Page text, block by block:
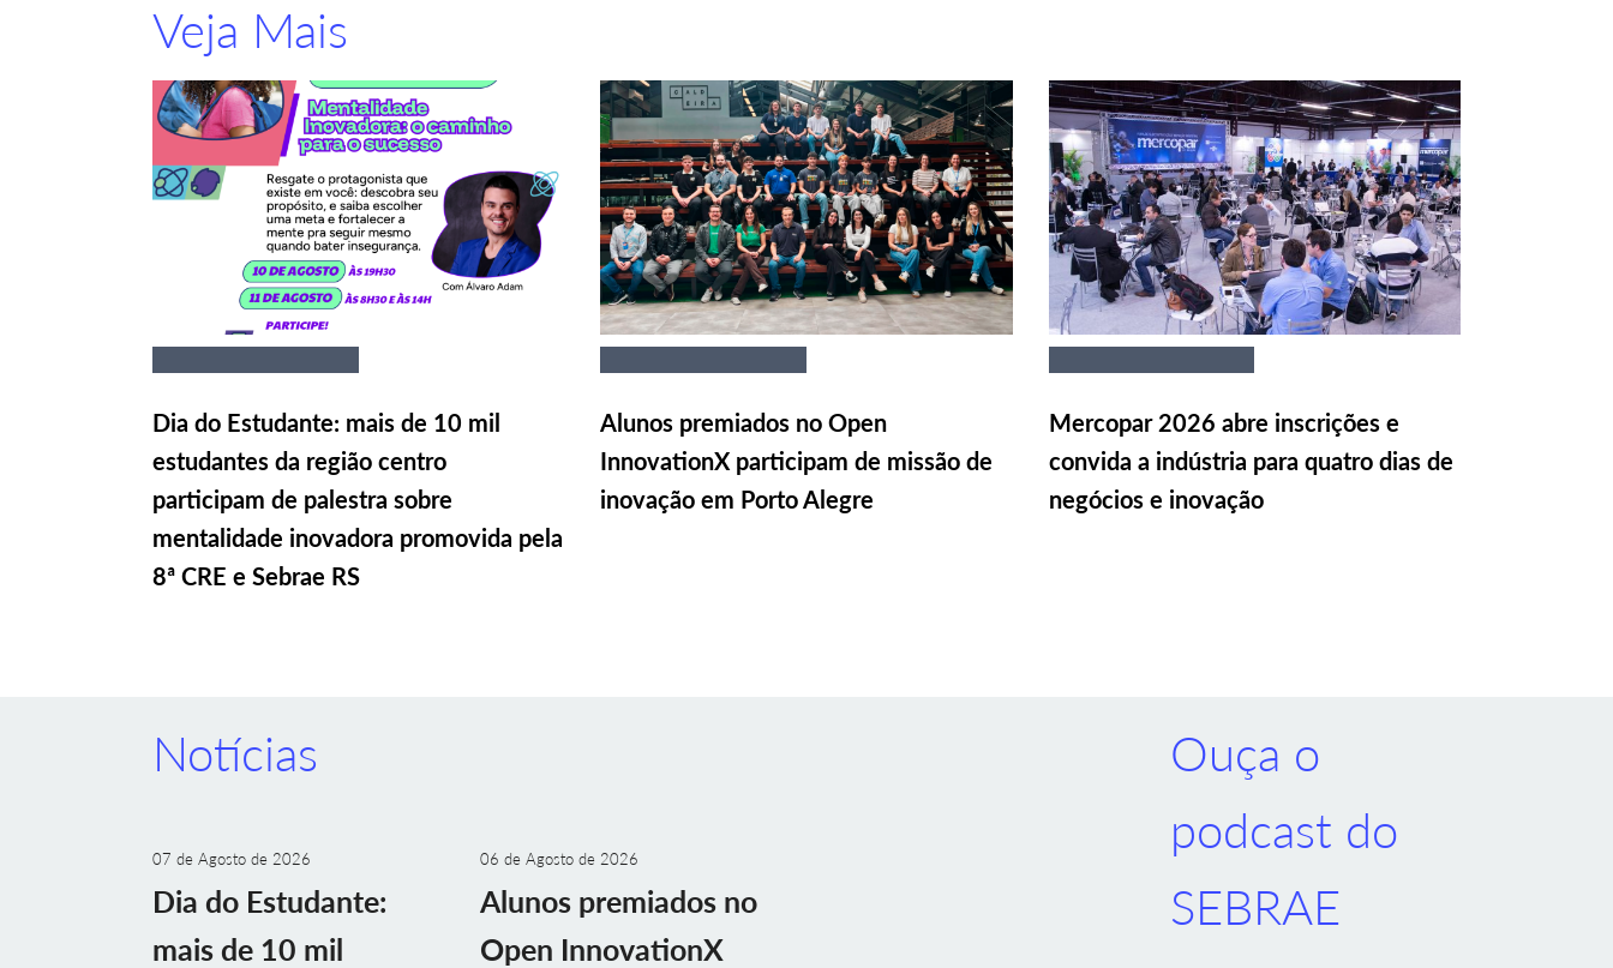
Veja Mais
Dia do Estudante: mais de 10 mil
estudantes da região centro
participam de palestra sobre
mentalidade inovadora promovida pela
8ª CRE e Sebrae RS
Alunos premiados no Open
InnovationX participam de missão de
inovação em Porto Alegre
Mercopar 2026 abre inscrições e
convida a indústria para quatro dias de
negócios e inovação
Notícias
07 de Agosto de 2026
Dia do Estudante:
mais de 10 mil
06 de Agosto de 2026
Alunos premiados no
Open InnovationX
Ouça o
podcast do
SEBRAE